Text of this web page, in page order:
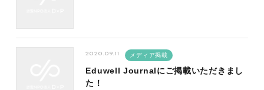
Eduwell Journalにご掲載いただきまし
た！
2020.09.11 メディア掲載